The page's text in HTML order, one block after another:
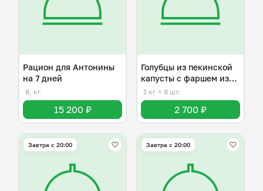
Рацион для Антонины
на 7 дней
8, кг
15 200 ₽
Голубцы из пекинской
капусты с фаршем из
индейки
1 кг ≈ 8 шт.
2 700 ₽
Завтра c 20:00 Завтра c 20:00